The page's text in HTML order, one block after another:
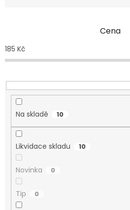
Cena
185 Kč
Na skladě 10
Likvidace skladu 10
Novinka 0
Tip 0